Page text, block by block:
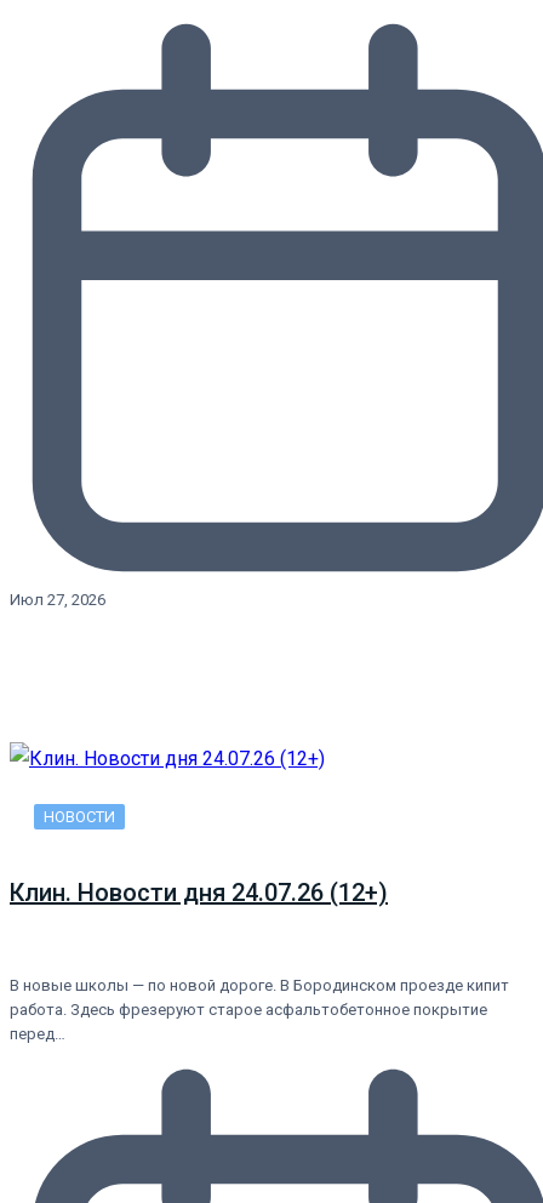
Июл 27, 2026
НОВОСТИ
Клин. Новости дня 24.07.26 (12+)
В новые школы — по новой дороге. В Бородинском проезде кипит
работа. Здесь фрезеруют старое асфальтобетонное покрытие
перед…